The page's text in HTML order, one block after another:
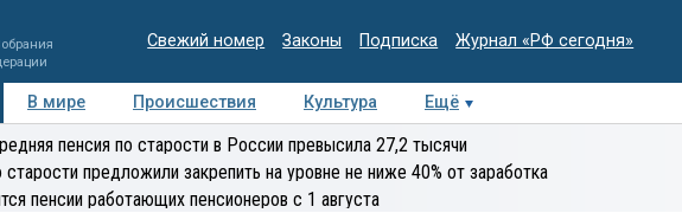
Свежий номер Законы Подписка Журнал «РФ сегодня»
В мире Происшествия Культура Ещё
Медиацентр Интервью Колумнисты
экспертиза
пенсия по старости в России превысила 27,2 тысячи
предложили закрепить на уровне не ниже 40% от заработка
пенсии работающих пенсионеров с 1 августа